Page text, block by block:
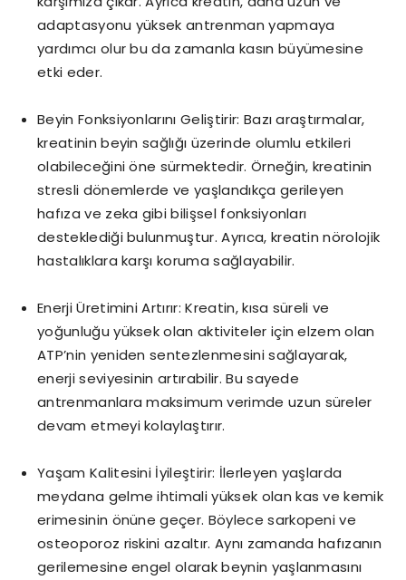
adaptasyonu yüksek antrenman yapmaya
yardımcı olur bu da zamanla kasın büyümesine
etki eder.
Beyin Fonksiyonlarını Geliştirir: Bazı araştırmalar,
kreatinin beyin sağlığı üzerinde olumlu etkileri
olabileceğini öne sürmektedir. Örneğin, kreatinin
stresli dönemlerde ve yaşlandıkça gerileyen
hafıza ve zeka gibi bilişsel fonksiyonları
desteklediği bulunmuştur. Ayrıca, kreatin nörolojik
hastalıklara karşı koruma sağlayabilir.
Enerji Üretimini Artırır: Kreatin, kısa süreli ve
yoğunluğu yüksek olan aktiviteler için elzem olan
ATP’nin yeniden sentezlenmesini sağlayarak,
enerji seviyesinin artırabilir. Bu sayede
antrenmanlara maksimum verimde uzun süreler
devam etmeyi kolaylaştırır.
Yaşam Kalitesini İyileştirir: İlerleyen yaşlarda
meydana gelme ihtimali yüksek olan kas ve kemik
erimesinin önüne geçer. Böylece sarkopeni ve
osteoporoz riskini azaltır. Aynı zamanda hafızanın
gerilemesine engel olarak beynin yaşlanmasını